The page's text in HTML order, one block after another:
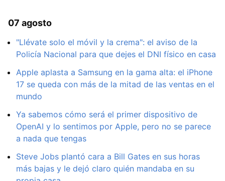
07 agosto
"Llévate solo el móvil y la crema": el aviso de la
Policía Nacional para que dejes el DNI físico en casa
Apple aplasta a Samsung en la gama alta: el iPhone
17 se queda con más de la mitad de las ventas en el
mundo
Ya sabemos cómo será el primer dispositivo de
OpenAI y lo sentimos por Apple, pero no se parece
a nada que tengas
Steve Jobs plantó cara a Bill Gates en sus horas
más bajas y le dejó claro quién mandaba en su